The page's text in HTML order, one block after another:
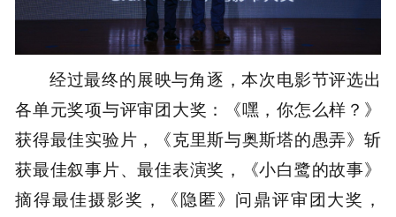
经过最终的展映与角逐，本次电影节评选出
各单元奖项与评审团大奖：《嘿，你怎么样？》
获得最佳实验片，《克里斯与奥斯塔的愚弄》斩
获最佳叙事片、最佳表演奖，《小白鹭的故事》
摘得最佳摄影奖，《隐匿》问鼎评审团大奖，